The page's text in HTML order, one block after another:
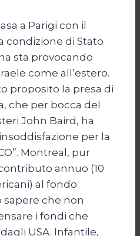
a Parigi con il
condizione di Stato
sta provocando
come all’estero.
proposito la presa di
che per bocca del
John Baird, ha
per la
Montreal, pur
annuo (10
al fondo
sapere che non
i fondi che
USA. Infantile,